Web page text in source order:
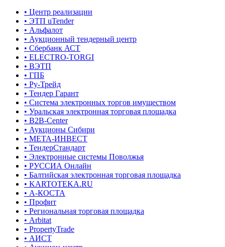
• Центр реализации
• ЭТП uTender
• Альфалот
• Аукционный тендерный центр
• Сбербанк АСТ
• ELECTRO-TORGI
• ВЭТП
• ГПБ
• Ру-Трейд
• Тендер Гарант
• Система электронных торгов имуществом
• Уральская электронная торговая площадка
• B2B-Center
• Аукционы Сибири
• МЕТА-ИНВЕСТ
• ТендерСтандарт
• Электронные системы Поволжья
• РУССИА Онлайн
• Балтийская электронная торговая площадка
• KARTOTEKA.RU
• А-КОСТА
• Профит
• Региональная торговая площадка
• Arbitat
• PropertyTrade
• АИСТ